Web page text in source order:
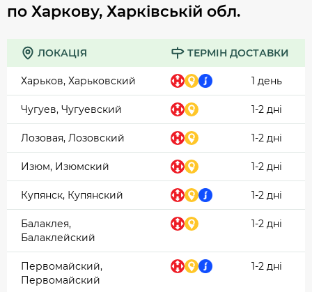
по Харкову, Харківській обл.
ЛОКАЦІЯ ТЕРМІН ДОСТАВКИ
Харьков, Харьковский 1 день
Чугуев, Чугуевский 1-2 дні
Лозовая, Лозовский 1-2 дні
Изюм, Изюмский 1-2 дні
Купянск, Купянский 1-2 дні
Балаклея,
Балаклейский
1-2 дні
Первомайский,
Первомайский
1-2 дні